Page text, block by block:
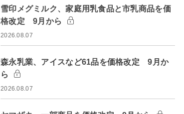
雪印メグミルク、家庭用乳食品と市乳商品を価
格改定 9月から
2026.08.07
森永乳業、アイスなど61品を価格改定 9月か
ら
2026.08.07